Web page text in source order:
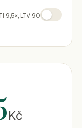
9,5×, LTV 90
Kč